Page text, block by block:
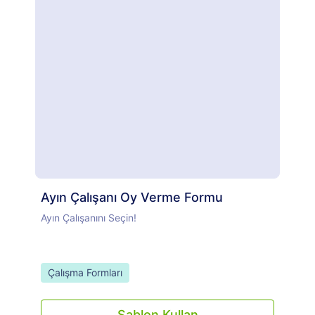
Ayın Çalışanı Oy Verme Formu
Ayın Çalışanını Seçin!
Go to Category:
Çalışma Formları